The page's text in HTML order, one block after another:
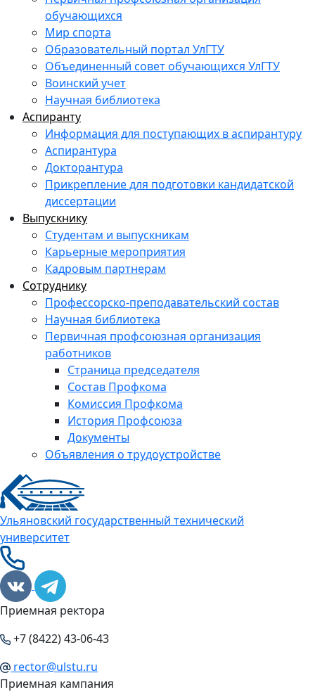
обучающихся
Мир спорта
Образовательный портал УлГТУ
Объединенный совет обучающихся УлГТУ
Воинский учет
Научная библиотека
Аспиранту
Информация для поступающих в аспирантуру
Аспирантура
Докторантура
Прикрепление для подготовки кандидатской
диссертации
Выпускнику
Студентам и выпускникам
Карьерные мероприятия
Кадровым партнерам
Сотруднику
Профессорско-преподавательский состав
Научная библиотека
Первичная профсоюзная организация
работников
Страница председателя
Состав Профкома
Комиссия Профкома
История Профсоюза
Документы
Объявления о трудоустройстве
Ульяновский государственный технический
университет
Приемная ректора
+7 (8422) 43-06-43
rector@ulstu.ru
Приемная кампания